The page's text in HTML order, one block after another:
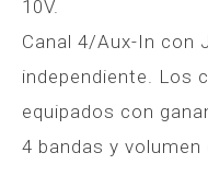
10V.
Canal 4/Aux-In con
independiente. Los
equipados con
4 bandas y